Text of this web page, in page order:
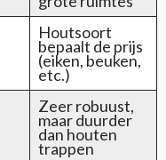
Houtsoort
bepaalt de prijs
(eiken, beuken,
etc.)
Zeer robuust,
maar duurder
dan houten
trappen